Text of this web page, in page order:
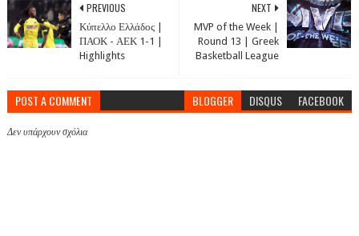
NEXT
MVP of the Week |
Round 13 | Greek
Basketball League
PREVIOUS
Κύπελλο Ελλάδος |
ΠΑΟΚ - ΑΕΚ 1-1 |
Highlights
POST A COMMENT BLOGGER DISQUS FACEBOOK
Δεν υπάρχουν σχόλια